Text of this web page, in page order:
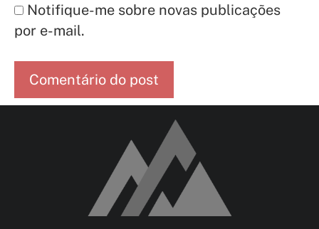
Notifique-me sobre novas publicações
por e-mail.